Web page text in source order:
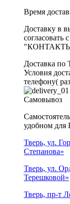
Время
Доставку в
согласовать
Доставка по
Условия
телефону(
Самовывоз
удобном для
Тверь, ул.
Степанова»
Тверь, ул.
Терешковой»
Тверь, пр-т